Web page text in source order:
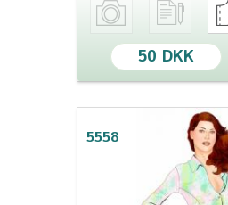
50 DKK
5558